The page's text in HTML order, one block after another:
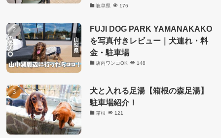
岐阜県 176
FUJI DOG PARK YAMANAKAKO
を写真付きレビュー｜犬連れ・料
金・駐車場
店内ワンコOK 148
犬と入れる足湯【箱根の森足湯】
駐車場紹介！
箱根 121